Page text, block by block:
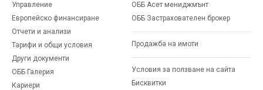
Управление
Европейско финансиране
Отчети и анализи
Тарифи и общи условия
Други документи
ОББ Галерия
Кариери
ОББ Асет мениджмънт
ОББ Застрахователен брокер
Продажба на имоти
Условия за ползване на сайта
Бисквитки